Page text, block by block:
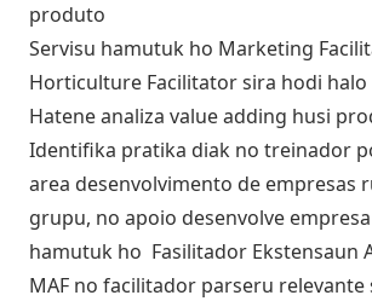
produto
Servisu hamutuk ho Marketing
Horticulture Facilitator sira hodi
Hatene analiza value adding husi
Identifika pratika diak no treinador
area desenvolvimento de empresas
grupu, no apoio desenvolve
hamutuk ho Fasilitador Ekstensaun
MAF no facilitador parseru relevante